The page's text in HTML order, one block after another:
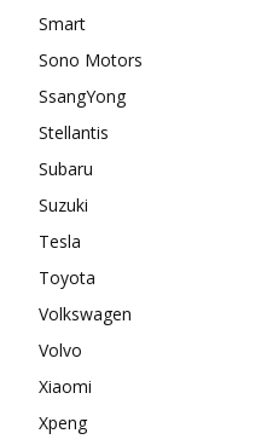
Smart
Sono Motors
SsangYong
Stellantis
Subaru
Suzuki
Tesla
Toyota
Volkswagen
Volvo
Xiaomi
Xpeng